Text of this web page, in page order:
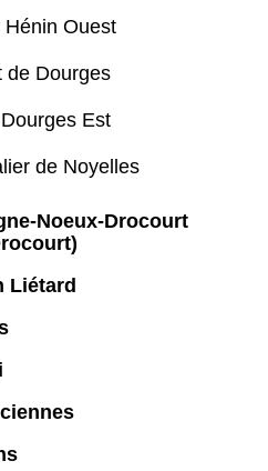
Hénin Ouest
de Dourges
Est
de Noyelles
Noeux-Drocourt
Liétard